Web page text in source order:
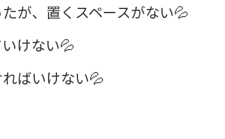
が、置くスペースがない💦
けない💦
ばいけない💦